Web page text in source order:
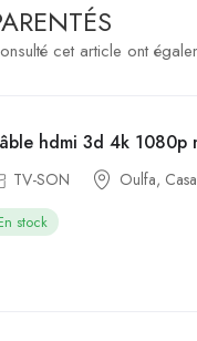
cet article ont
hdmi 3d 4k 1080p
TV-SON Oulfa,
stock